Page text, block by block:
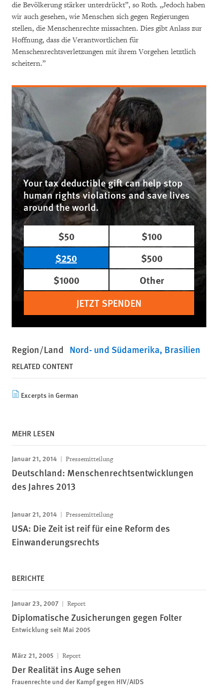
die Bevölkerung stärker unterdrückt”, so Roth. „Jedoch haben
wir auch gesehen, wie Menschen sich gegen Regierungen
stellen, die Menschenrechte missachten. Dies gibt Anlass zur
Hoffnung, dass die Verantwortlichen für
Menschenrechtsverletzungen mit ihrem Vorgehen letztlich
scheitern.”
Your tax deductible gift can help stop
human rights violations and save lives
around the world.
$50
$100
$250
$500
$1000
Other
JETZT SPENDEN
Region/Land Nord- und Südamerika Brasilien
RELATED CONTENT
Excerpts in German
MEHR LESEN
Januar 21, 2014 Pressemitteilung
Deutschland: Menschenrechtsentwicklungen
des Jahres 2013
Januar 21, 2014 Pressemitteilung
USA: Die Zeit ist reif für eine Reform des
Einwanderungsrechts
BERICHTE
Januar 23, 2007 Report
Diplomatische Zusicherungen gegen Folter
Entwicklung seit Mai 2005
März 21, 2005 Report
Der Realität ins Auge sehen
Frauenrechte und der Kampf gegen HIV/AIDS